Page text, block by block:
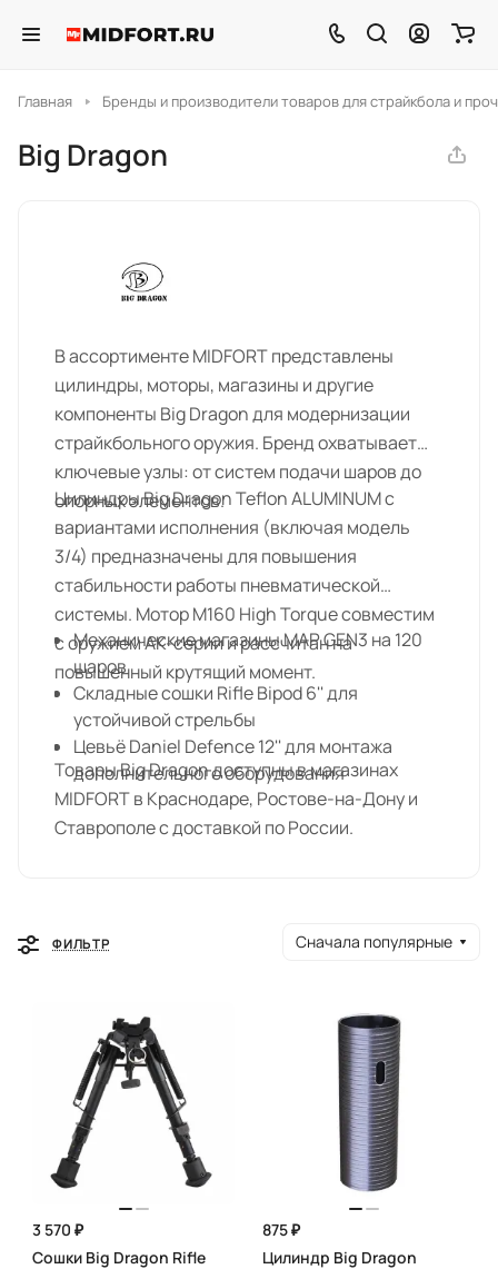
Главная Бренды и производители товаров для страйкбола и
Big Dragon
В ассортименте MIDFORT представлены
цилиндры, моторы, магазины и другие
компоненты Big Dragon для модернизации
страйкбольного оружия. Бренд охватывает
ключевые узлы: от систем подачи шаров до
опорных элементов.
Цилиндры Big Dragon Teflon ALUMINUM с
вариантами исполнения (включая модель
3/4) предназначены для повышения
стабильности работы пневматической
системы. Мотор M160 High Torque совместим
с оружием АК-серии и рассчитан на
повышенный крутящий момент.
Механические магазины MAP GEN3 на 120
шаров
Складные сошки Rifle Bipod 6'' для
устойчивой стрельбы
Цевьё Daniel Defence 12'' для монтажа
дополнительного оборудования
Товары Big Dragon доступны в магазинах
MIDFORT в Краснодаре, Ростове-на-Дону и
Ставрополе с доставкой по России.
ФИЛЬТР Сначала популярные
3 570 ₽
Сошки Big Dragon Rifle
875 ₽
Цилиндр Big Dragon